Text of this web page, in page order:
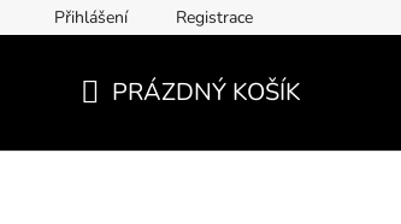
Přihlášení Registrace
PRÁZDNÝ KOŠÍK